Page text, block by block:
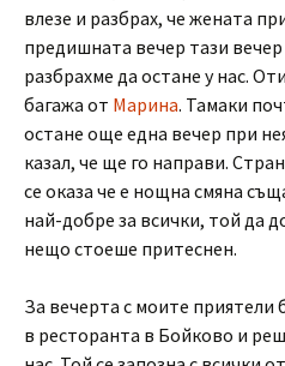
влезе и разбрах, че жената
предишната вечер тази вечер
разбрахме да остане у нас.
багажа от Марина. Тамаки
остане още една вечер при
казал, че ще го направи.
се оказа че е нощна смяна
най-добре за всички, той да
нещо стоеше притеснен.
За вечерта с моите приятели
в ресторанта в Бойково и